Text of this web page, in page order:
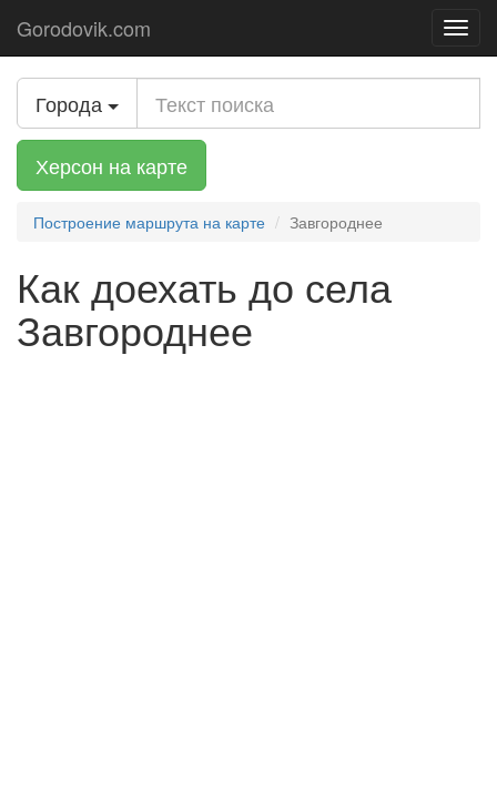
Gorodovik.com
Города
Херсон на карте
Построение маршрута на карте Завгороднее
Как доехать до села
Завгороднее